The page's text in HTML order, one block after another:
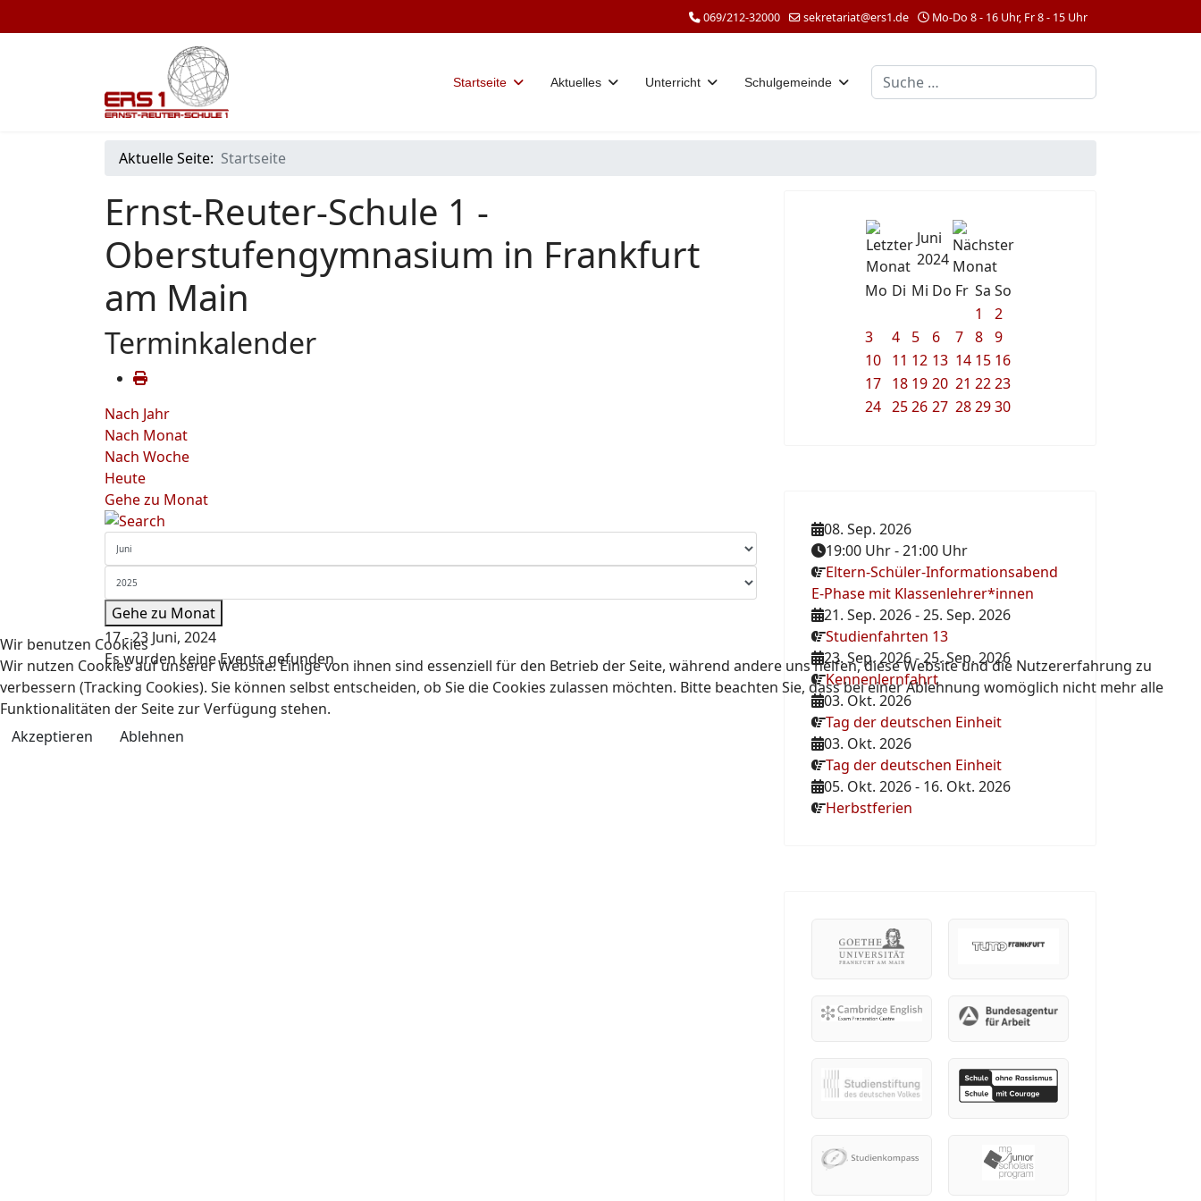
069/212-32000 sekretariat@ers1.de Mo-Do 8 - 16 Uhr, Fr 8 - 15 Uhr
Startseite Aktuelles Unterricht Schulgemeinde Suchen
Aktuelle Seite: Startseite
Ernst-Reuter-Schule 1 -
Oberstufengymnasium in Frankfurt
am Main
Terminkalender
Nach Jahr
Nach Monat
Nach Woche
Heute
Gehe zu Monat
Gehe zu Monat
17 - 23 Juni, 2024
Es wurden keine Events gefunden
Juni
2024
Mo Di Mi Do Fr Sa So
1
2
3
4 5 6 7 8 9
10 11 12 13 14 15 16
17 18 19 20 21 2223
24 2526 27 282930
08. Sep. 2026
19:00 Uhr-21:00 Uhr
Eltern-Schüler-Informationsabend
E-Phase mit Klassenlehrer*innen
21. Sep. 2026-25. Sep. 2026
Studienfahrten 13
23. Sep. 2026-25. Sep. 2026
Kennenlernfahrt
03. Okt. 2026
Tag der deutschen Einheit
03. Okt. 2026
Tag der deutschen Einheit
05. Okt. 2026- 16. Okt. 2026
Herbstferien
Wir benutzen Cookies
Wir nutzen Cookies auf unserer Website. Einige von ihnen sind essenziell für den Betrieb der Seite, während andere uns helfen, diese Website und die Nutzererfahrung zu
verbessern (Tracking Cookies). Sie können selbst entscheiden, ob Sie die Cookies zulassen möchten. Bitte beachten Sie, dass bei einer Ablehnung womöglich nicht mehr alle
Funktionalitäten der Seite zur Verfügung stehen.
Akzeptieren
Ablehnen